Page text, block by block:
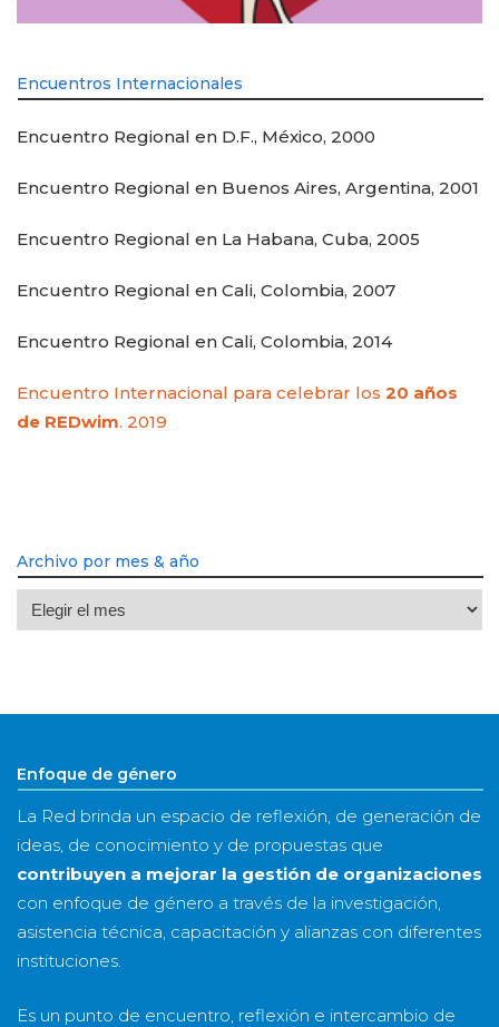
Encuentros Internacionales
Encuentro Regional en D.F., México, 2000
Encuentro Regional en Buenos Aires, Argentina, 2001
Encuentro Regional en La Habana, Cuba, 2005
Encuentro Regional en Cali, Colombia, 2007
Encuentro Regional en Cali, Colombia, 2014
Encuentro Internacional para celebrar los 20 años
de REDwim. 2019
Archivo por mes & año
Archivo
por
año
Enfoque de género
La Red brinda un espacio de reflexión, de generación de
ideas, de conocimiento y de propuestas que
contribuyen a mejorar la gestión de organizaciones
con enfoque de género a través de la investigación,
asistencia técnica, capacitación y alianzas con diferentes
instituciones.
Es un punto de encuentro, reflexión e intercambio de